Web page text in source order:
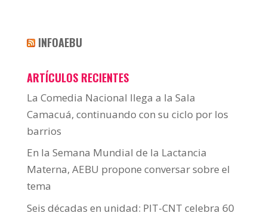
INFOAEBU
ARTÍCULOS RECIENTES
La Comedia Nacional llega a la Sala
Camacuá, continuando con su ciclo por los
barrios
En la Semana Mundial de la Lactancia
Materna, AEBU propone conversar sobre el
tema
Seis décadas en unidad: PIT-CNT celebra 60